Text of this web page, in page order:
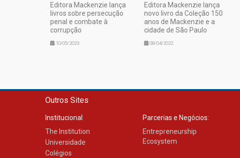
Editora Mackenzie lança
livros sobre persecução
penal e combate à
corrupção
10/05/2023
Editora Mackenzie lança
novo livro da Coleção 150
anos de Mackenzie e a
cidade de São Paulo
08/04/2022
Outros Sites
Institucional
The Institution
Universidade
Colégios
Parcerias e Negócios:
Entrepreneurship
Ecosystem